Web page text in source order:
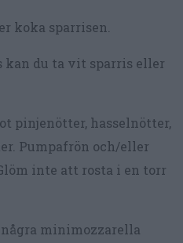
koka sparrisen.
du ta vit sparris eller
pinjenötter, hasselnötter,
Pumpafrön och/eller
inte att rosta i en torr
minimozzarella